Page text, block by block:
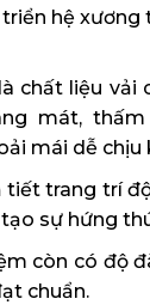
hệ
chất liệu vải
mát,
mái dễ chịu
tiết trang trí
sự hứng
còn có độ
chuẩn.